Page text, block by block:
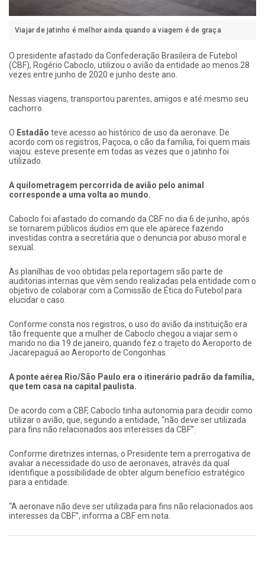
Viajar de jatinho é melhor ainda quando a viagem é de graça
O presidente afastado da Confederação Brasileira de Futebol
(CBF), Rogério Caboclo, utilizou o avião da entidade ao menos 28
vezes entre junho de 2020 e junho deste ano.
Nessas viagens, transportou parentes, amigos e até mesmo seu
cachorro.
O Estadão teve acesso ao histórico de uso da aeronave. De
acordo com os registros, Paçoca, o cão da família, foi quem mais
viajou: esteve presente em todas as vezes que o jatinho foi
utilizado.
A quilometragem percorrida de avião pelo animal
corresponde a uma volta ao mundo.
Caboclo foi afastado do comando da CBF no dia 6 de junho, após
se tornarem públicos áudios em que ele aparece fazendo
investidas contra a secretária que o denuncia por abuso moral e
sexual.
As planilhas de voo obtidas pela reportagem são parte de
auditorias internas que vêm sendo realizadas pela entidade com o
objetivo de colaborar com a Comissão de Ética do Futebol para
elucidar o caso.
Conforme consta nos registros, o uso do avião da instituição era
tão frequente que a mulher de Caboclo chegou a viajar sem o
marido no dia 19 de janeiro, quando fez o trajeto do Aeroporto de
Jacarepaguá ao Aeroporto de Congonhas.
A ponte aérea Rio/São Paulo era o itinerário padrão da família,
que tem casa na capital paulista.
De acordo com a CBF, Caboclo tinha autonomia para decidir como
utilizar o avião, que, segundo a entidade, “não deve ser utilizada
para fins não relacionados aos interesses da CBF”.
Conforme diretrizes internas, o Presidente tem a prerrogativa de
avaliar a necessidade do uso de aeronaves, através da qual
identifique a possibilidade de obter algum benefício estratégico
para a entidade.
“A aeronave não deve ser utilizada para fins não relacionados aos
interesses da CBF”, informa a CBF em nota.